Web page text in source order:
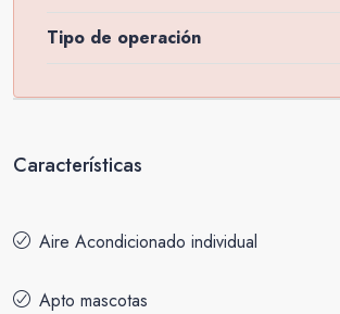
Tipo de operación
Características
Aire Acondicionado individual
Apto mascotas